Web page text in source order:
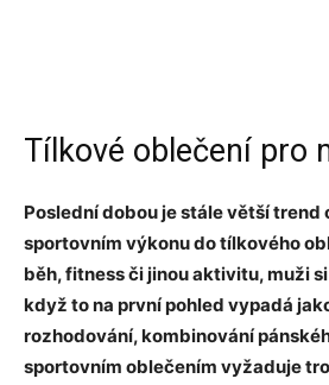
Tílkové oblečení pro
Poslední dobou je stále větší trend
sportovním výkonu do tílkového
běh, fitness či jinou aktivitu, muži
když to na první pohled vypadá
rozhodování, kombinování
sportovním oblečením vyžaduje